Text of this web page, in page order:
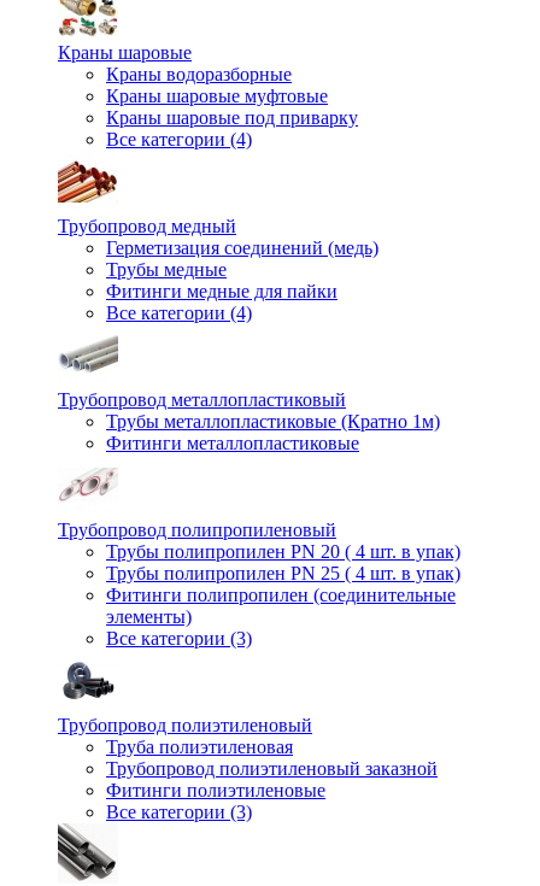
Краны шаровые
Краны водоразборные
Краны шаровые муфтовые
Краны шаровые под приварку
Все категории (4)
Трубопровод медный
Герметизация соединений (медь)
Трубы медные
Фитинги медные для пайки
Все категории (4)
Трубопровод металлопластиковый
Трубы металлопластиковые (Кратно 1м)
Фитинги металлопластиковые
Трубопровод полипропиленовый
Трубы полипропилен PN 20 ( 4 шт. в упак)
Трубы полипропилен PN 25 ( 4 шт. в упак)
Фитинги полипропилен (cоединительные
элементы)
Все категории (3)
Трубопровод полиэтиленовый
Труба полиэтиленовая
Трубопровод полиэтиленовый заказной
Фитинги полиэтиленовые
Все категории (3)